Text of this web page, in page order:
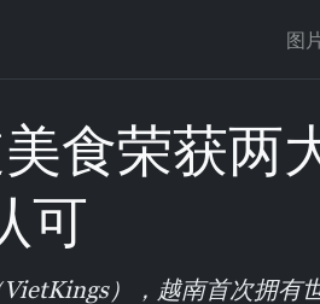
图
食荣获两
可
），越南首次拥有